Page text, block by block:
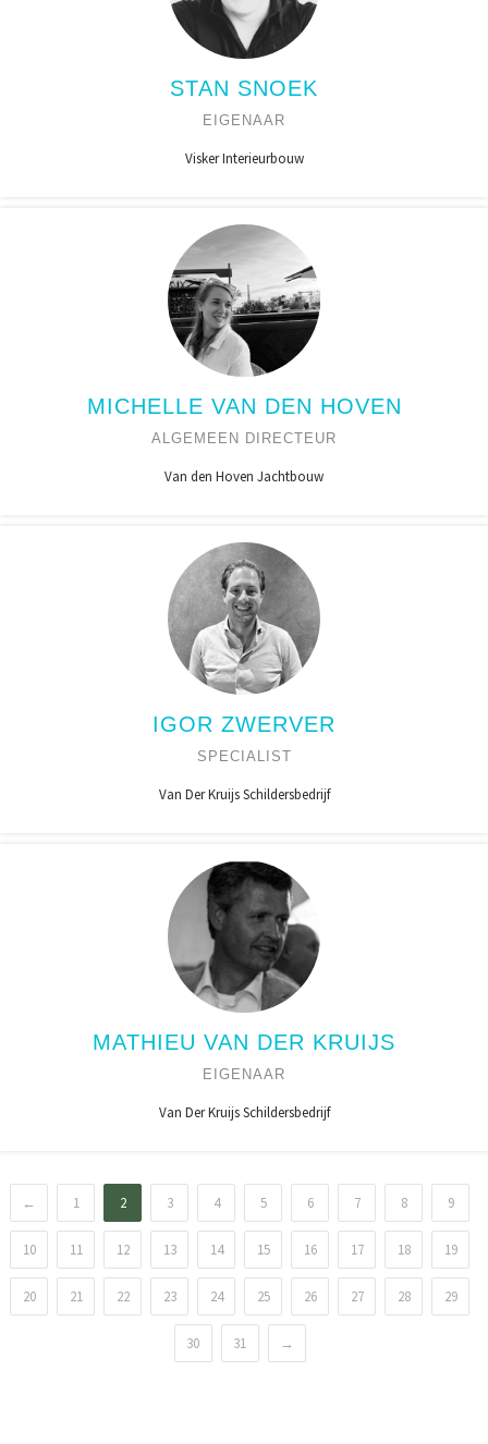
STAN SNOEK
EIGENAAR
Visker Interieurbouw
MICHELLE VAN DEN HOVEN
ALGEMEEN DIRECTEUR
Van den Hoven Jachtbouw
IGOR ZWERVER
SPECIALIST
Van Der Kruijs Schildersbedrijf
MATHIEU VAN DER KRUIJS
EIGENAAR
Van Der Kruijs Schildersbedrijf
← 1 2 3 4 5 6 7 8 9
10 11 12 13 14 15 16 17 18 19
20 21 22 23 24 25 26 27 28 29
30 31 →